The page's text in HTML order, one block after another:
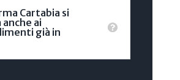
Cartabia si
anche ai
già in